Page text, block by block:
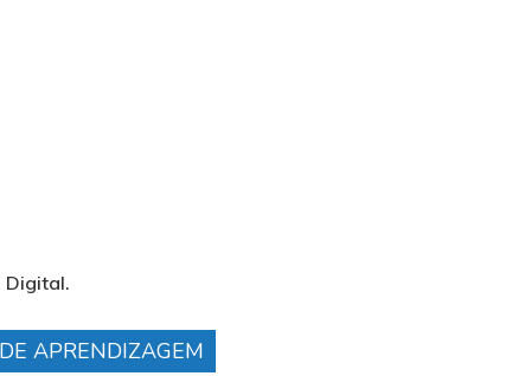
Digital.
APRENDIZAGEM